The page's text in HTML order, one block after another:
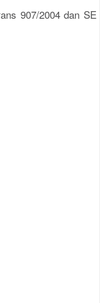
907/2004 dan SE